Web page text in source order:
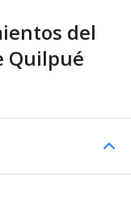
del
Quilpué